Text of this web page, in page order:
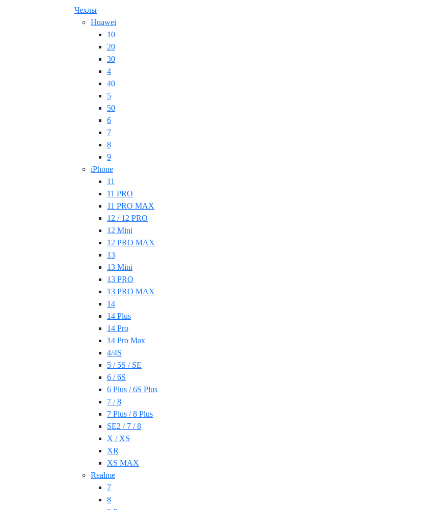
Чехлы
Huawei
10
20
30
4
40
5
50
6
7
8
9
iPhone
11
11 PRO
11 PRO MAX
12 / 12 PRO
12 Mini
12 PRO MAX
13
13 Mini
13 PRO
13 PRO MAX
14
14 Plus
14 Pro
14 Pro Max
4/4S
5 / 5S / SE
6 / 6S
6 Plus / 6S Plus
7 / 8
7 Plus / 8 Plus
SE2 / 7 / 8
X / XS
XR
XS MAX
Realme
7
8